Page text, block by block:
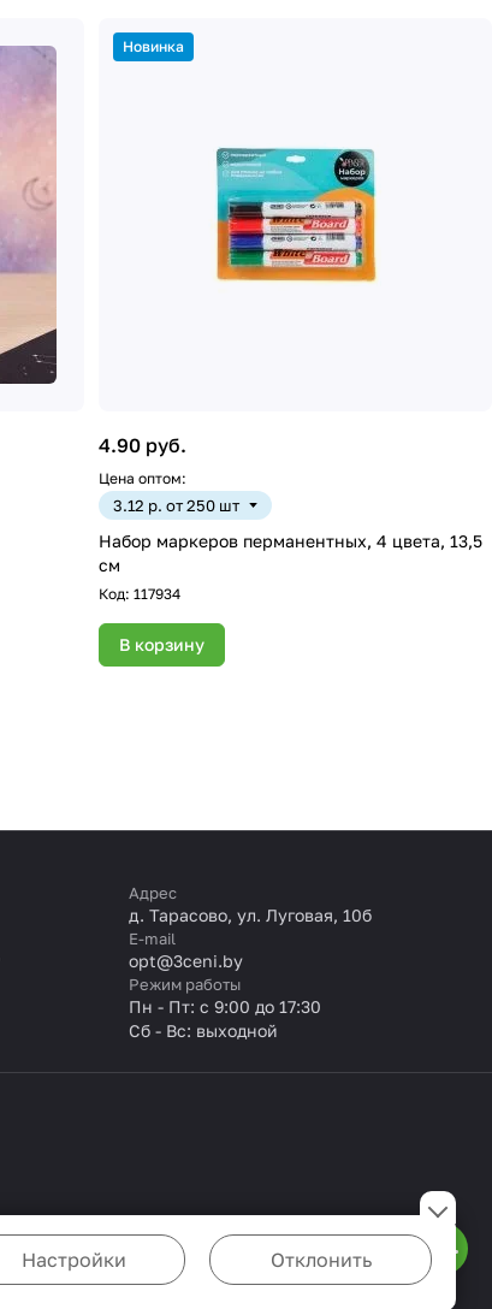
Новинка
4.90 руб.
Цена оптом:
3.12 р. от 250 шт
Набор маркеров перманентных, 4 цвета, 13,5
см
Код: 117934
В корзину
Адрес
д. Тарасово, ул. Луговая, 10б
E-mail
opt@3ceni.by
Режим работы
Пн - Пт: с 9:00 до 17:30
Сб - Вс: выходной
Настройки Отклонить